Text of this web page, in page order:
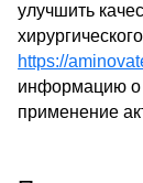
улучшить
https://
информацию о
применение